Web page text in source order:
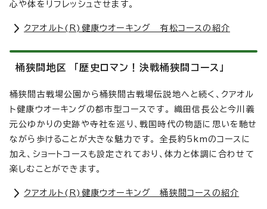
心や体をリフレッシュさせます。
クアオルト(R)健康ウオーキング 有松コースの紹介
桶狭間地区 「歴史ロマン！決戦桶狭間コース」
桶狭間古戦場公園から桶狭間古戦場伝説地へと続く、クアオル
ト健康ウオーキングの都市型コースです。 織田信長公と今川義
元公ゆかりの史跡や寺社を巡り、戦国時代の物語に思いを馳せ
ながら歩けることが大きな魅力です。 全長約5kmのコースに
加え、ショートコースも設定されており、体力と体調に合わせて
楽しむことができます。
クアオルト(R)健康ウオーキング 桶狭間コースの紹介